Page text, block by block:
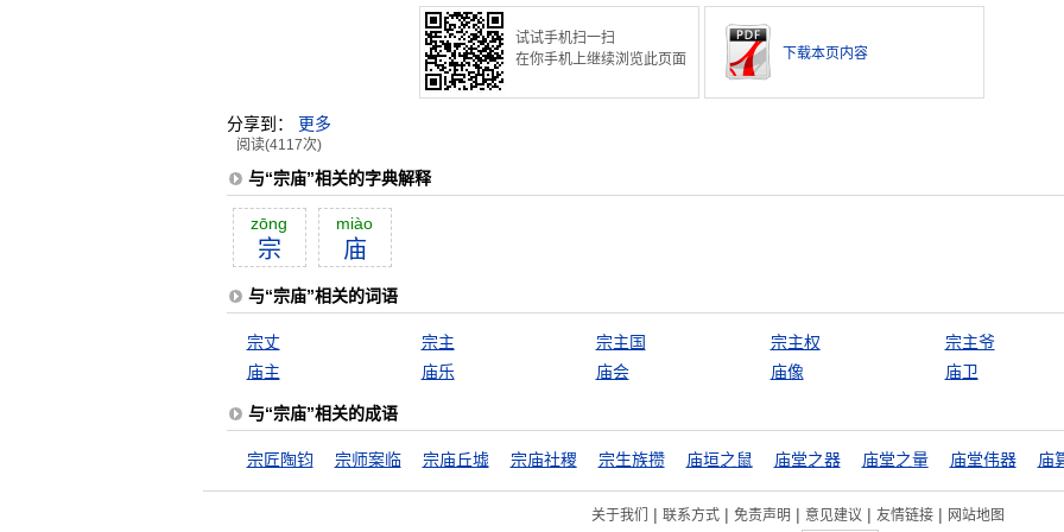
试试手机扫一扫
在你手机上继续浏览此页面
下载本页内容
分享到： 更多
阅读(4117次)
与“宗庙”相关的字典解释
zōng
宗
miào
庙
与“宗庙”相关的词语
宗丈 宗主 宗主国 宗主权
宗主爷
庙主
庙乐 庙会 庙像 庙卫
与“宗庙”相关的成语
宗匠陶钧 宗师案临 宗庙丘墟 宗庙社稷 宗生族攒 庙垣之鼠 庙堂之器 庙堂之量 庙堂伟器 庙
关于我们 | 联系方式 | 免责声明 | 意见建议 | 友情链接 | 网站地图